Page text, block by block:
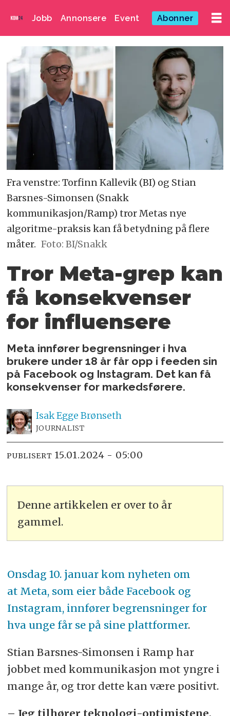
Jobb Annonsere Event Abonner
Fra venstre: Torfinn Kallevik (BI) og Stian
Barsnes-Simonsen (Snakk
kommunikasjon/Ramp) tror Metas nye
algoritme-praksis kan få betydning på flere
måter. Foto: BI/Snakk
Tror Meta-grep kan
få konsekvenser
for influensere
Meta innfører begrensninger i hva
brukere under 18 år får opp i feeden sin
på Facebook og Instagram. Det kan få
konsekvenser for markedsførere.
IsakEgge Brønseth
JOURNALIST
PUBLISERT 15.01.2024 - 05:00
Denne artikkelen er over to år
gammel.
Onsdag 10. januar kom nyheten om
at Meta, som eier både Facebook og
Instagram, innfører begrensninger for
hva unge får se på sine plattformer.
Stian Barsnes-Simonsen i Ramp har
jobbet med kommunikasjon mot yngre i
mange år, og tror dette kan være positivt.
– Jeg tilhører teknologi-optimistene,